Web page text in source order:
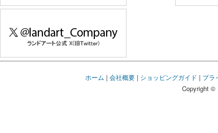
ホーム | 会社概要| ショッピングガイド | プラ
Copyright ©